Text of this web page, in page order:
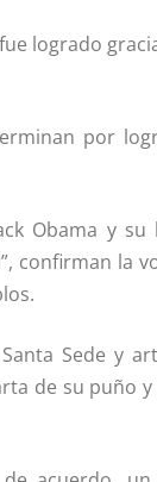
logrado
por
Obama y su
confirman la
Sede y
de su puño